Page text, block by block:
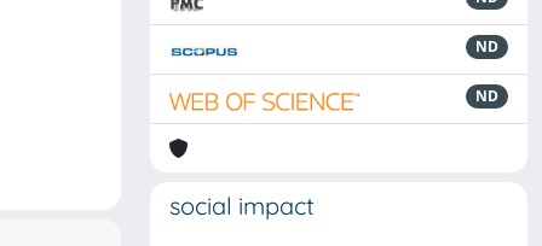
ND
ND
social impact